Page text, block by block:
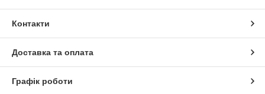
Контакти
Доставка та оплата
Графік роботи